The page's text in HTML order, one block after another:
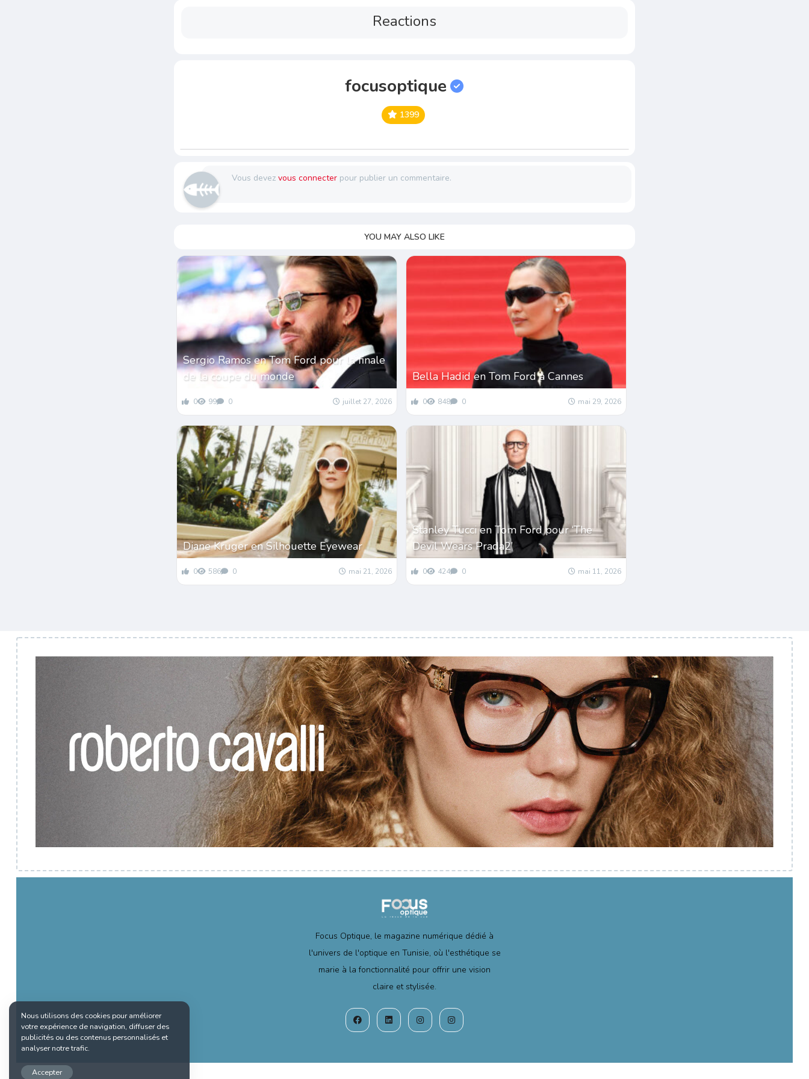
Reactions
focusoptique
1399
Vous devezvous connecter pour publier un commentaire.
YOU MAY ALSO LIKE
Sergio Ramos en Tom Ford pour la finale
de la coupe du monde
0 99 0 juillet 27, 2026
Bella Hadid en Tom Ford à Cannes
0 848 0 mai 29, 2026
Diane Kruger en Silhouette Eyewear
0 586 0 mai 21, 2026
Stanley Tucci en Tom Ford pour ‘The
Devil Wears Prada2’
0 424 0 mai 11, 2026
Focus Optique, le magazine numérique dédié à
l'univers de l'optique en Tunisie, où l'esthétique se
marie à la fonctionnalité pour offrir une vision
claire et stylisée.
Nous utilisons des cookies pour améliorer
votre expérience de navigation, diffuser des
publicités ou des contenus personnalisés et
analyser notre trafic.
Accepter